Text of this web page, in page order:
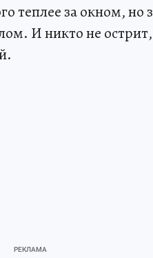
теплее за окном,
И никто не